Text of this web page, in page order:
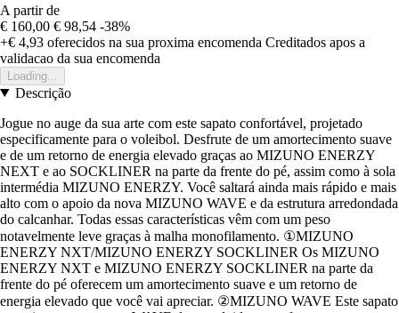
A partir de
€ 160,00 € 98,54 -38%
+€ 4,93 oferecidos na sua proxima encomenda Creditados apos a
validacao da sua encomenda
Loading...
Descrição
Jogue no auge da sua arte com este sapato confortável, projetado
especificamente para o voleibol. Desfrute de um amortecimento suave
e de um retorno de energia elevado graças ao MIZUNO ENERZY
NEXT e ao SOCKLINER na parte da frente do pé, assim como à sola
intermédia MIZUNO ENERZY. Você saltará ainda mais rápido e mais
alto com o apoio da nova MIZUNO WAVE e da estrutura arredondada
do calcanhar. Todas essas características vêm com um peso
notavelmente leve graças à malha monofilamento. ①MIZUNO
ENERZY NXT/MIZUNO ENERZY SOCKLINER Os MIZUNO
ENERZY NXT e MIZUNO ENERZY SOCKLINER na parte da
frente do pé oferecem um amortecimento suave e um retorno de
energia elevado que você vai apreciar. ②MIZUNO WAVE Este sapato